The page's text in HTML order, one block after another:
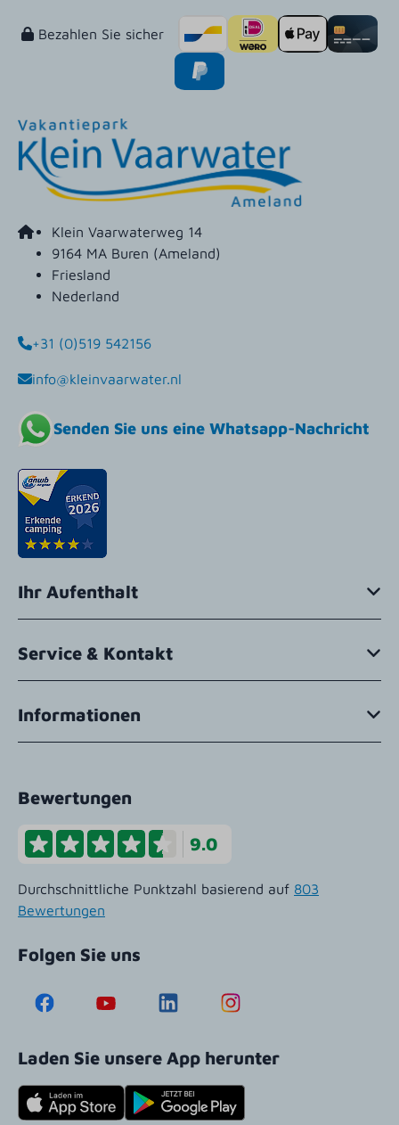
Bezahlen Sie sicher
Klein Vaarwaterweg 14
9164 MA Buren (Ameland)
Friesland
Nederland
+31 (0)519 542156
info@kleinvaarwater.nl
Senden Sie uns eine Whatsapp-Nachricht
Ihr Aufenthalt
Service & Kontakt
Informationen
Bewertungen
9.0
Durchschnittliche Punktzahl basierend auf 803
Bewertungen
Folgen Sie uns
Laden Sie unsere App herunter